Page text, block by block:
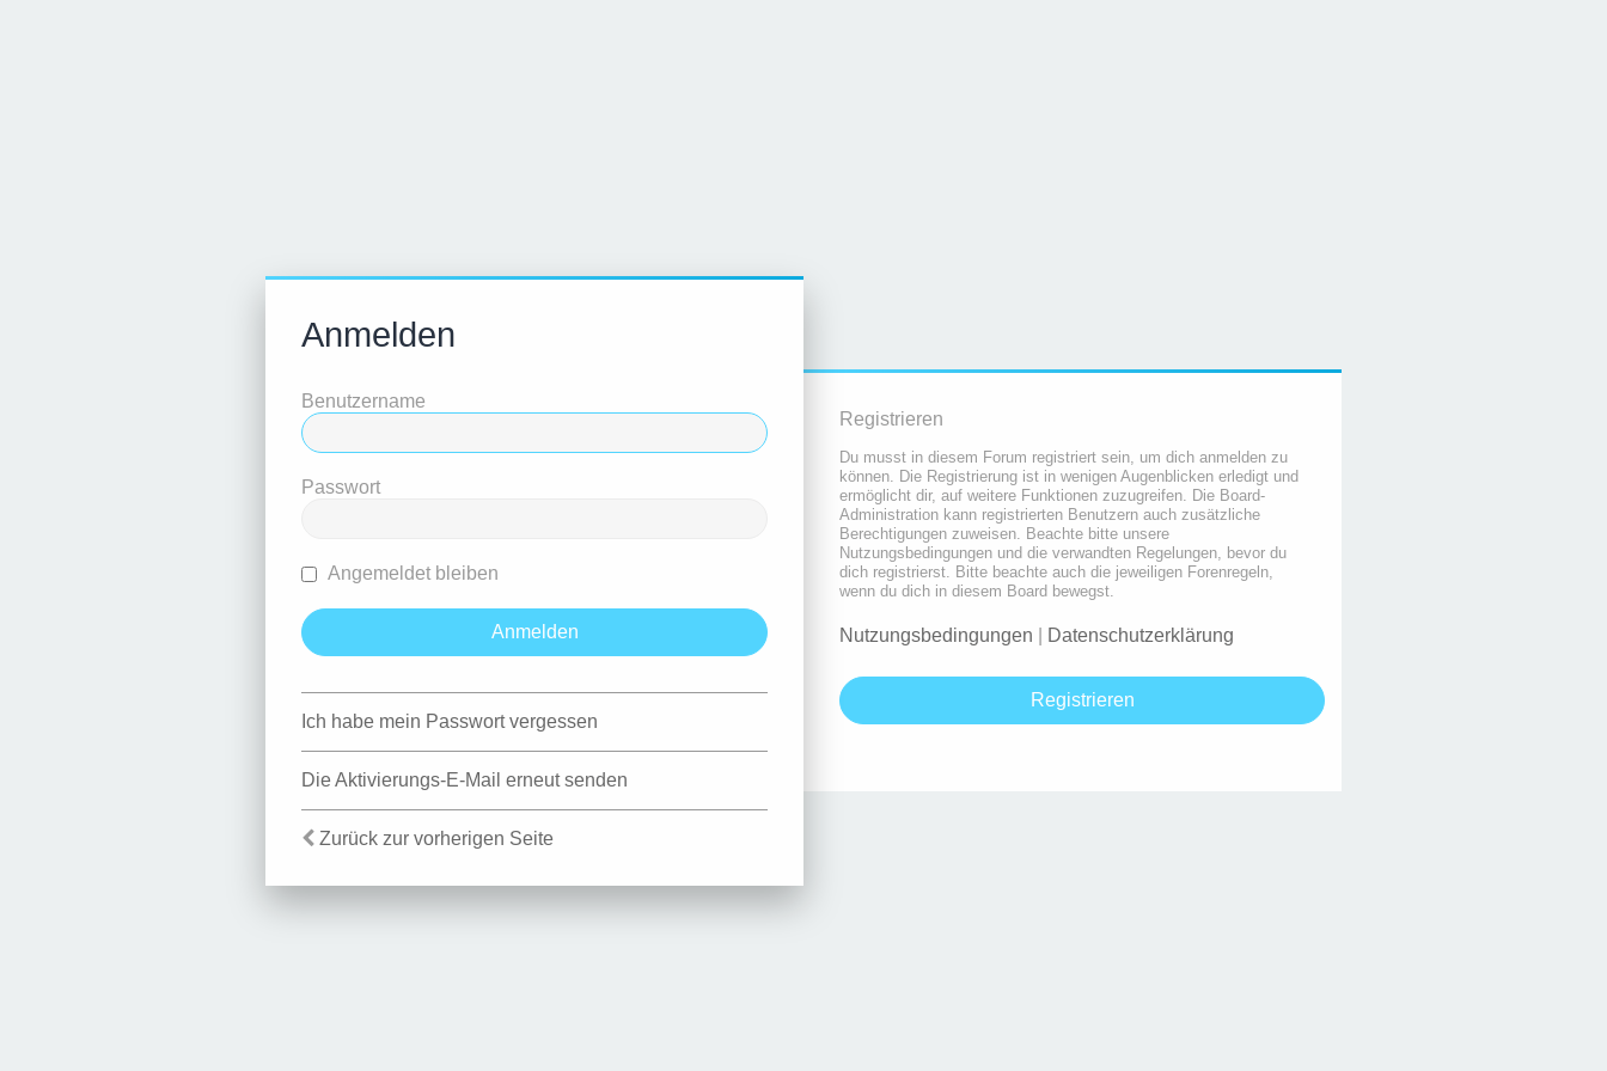
Anmelden
Benutzername
Passwort
Angemeldet bleiben
Ich habe mein Passwort vergessen
Die Aktivierungs-E-Mail erneut senden
Zurück zur vorherigen Seite
Registrieren
Du musst in diesem Forum registriert sein, um dich anmelden zu
können. Die Registrierung ist in wenigen Augenblicken erledigt und
ermöglicht dir, auf weitere Funktionen zuzugreifen. Die Board-
Administration kann registrierten Benutzern auch zusätzliche
Berechtigungen zuweisen. Beachte bitte unsere
Nutzungsbedingungen und die verwandten Regelungen, bevor du
dich registrierst. Bitte beachte auch die jeweiligen Forenregeln,
wenn du dich in diesem Board bewegst.
Nutzungsbedingungen Datenschutzerklärung
Registrieren